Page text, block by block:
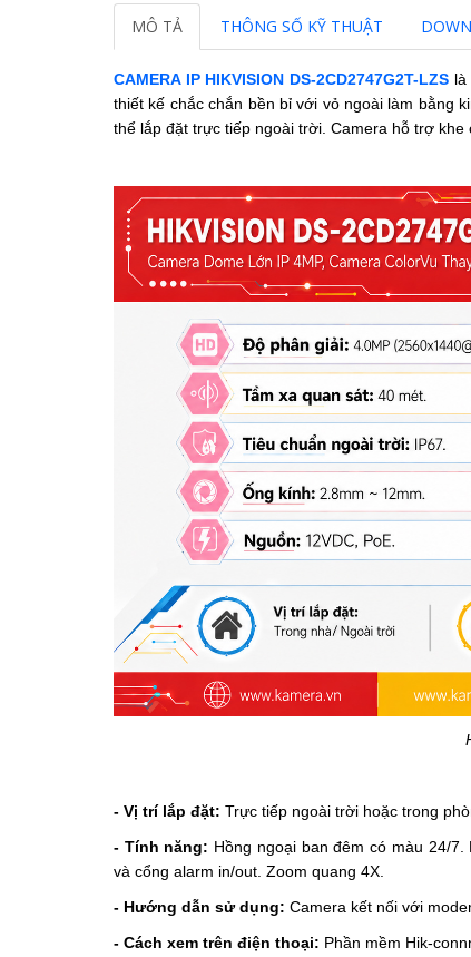
MÔ TẢ THÔNG SỐ KỸ THUẬT
CAMERA IP HIKVISION DS-2CD2747G2T-LZS là
thiết kế chắc chắn bền bỉ với vỏ ngoài làm bằng
thể lắp đặt trực tiếp ngoài trời. Camera hỗ trợ khe
- Vị trí lắp đặt: Trực tiếp ngoài trời hoặc trong
- Tính năng: Hồng ngoại ban đêm có màu 24/7.
và cổng alarm in/out. Zoom quang 4X.
- Hướng dẫn sử dụng: Camera kết nối với
- Cách xem trên điện thoại: Phần mềm Hik-